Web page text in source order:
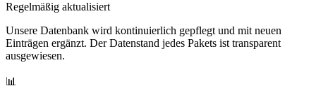
Regelmäßig aktualisiert
Unsere Datenbank wird kontinuierlich gepflegt und mit neuen
Einträgen ergänzt. Der Datenstand jedes Pakets ist transparent
ausgewiesen.
📊